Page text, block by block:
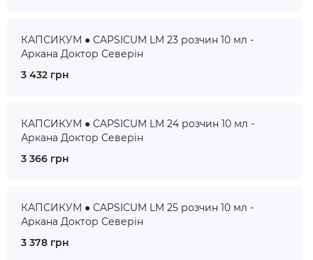
КАПСИКУМ ● CAPSICUM LM 23 розчин 10 мл -
Аркана Доктор Северін
3 432 грн
КАПСИКУМ ● CAPSICUM LM 24 розчин 10 мл -
Аркана Доктор Северін
3 366 грн
КАПСИКУМ ● CAPSICUM LM 25 розчин 10 мл -
Аркана Доктор Северін
3 378 грн